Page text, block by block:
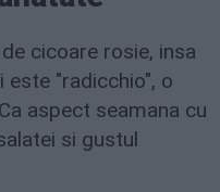
cicoare rosie, insa
este "radicchio", o
aspect seamana cu
si gustul